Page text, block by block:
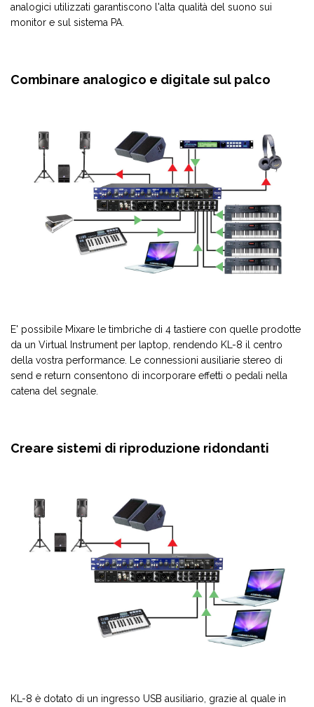
analogici utilizzati garantiscono l'alta qualità del suono sui
monitor e sul sistema PA.
Combinare analogico e digitale sul palco
E' possibile Mixare le timbriche di 4 tastiere con quelle prodotte
da un Virtual Instrument per laptop, rendendo KL-8 il centro
della vostra performance. Le connessioni ausiliarie stereo di
send e return consentono di incorporare effetti o pedali nella
catena del segnale.
Creare sistemi di riproduzione ridondanti
KL-8 è dotato di un ingresso USB ausiliario, grazie al quale in